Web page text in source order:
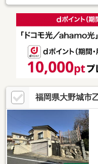
■悠悠ホーム施工のこだわり
やさしい、太陽光＆蓄電池
＆趣味部屋のある住まい■
世帯に安心安全♪■家計にや
ダイレックス大野城店さん
に5台分ございます。
福岡県大野城市